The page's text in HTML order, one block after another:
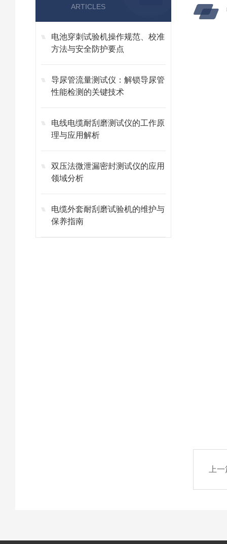
ARTICLES
电池穿刺试验机操作规范、校准
方法与安全防护要点
导尿管流量测试仪：解锁导尿管
性能检测的关键技术
电线电缆耐刮磨测试仪的工作原
理与应用解析
双压法微泄漏密封测试仪的应用
领域分析
电缆外套耐刮磨试验机的维护与
保养指南
上